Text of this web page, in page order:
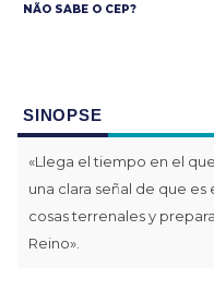
NÃO SABE O CEP?
SINOPSE
«Llega el tiempo en el
una clara señal de que
cosas terrenales y
Reino».